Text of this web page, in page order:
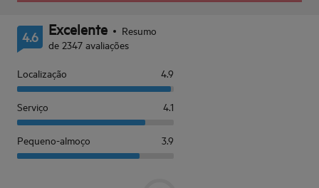
4.6 Excelente
Resumo
de 2347 avaliações
Localização 4.9
Serviço 4.1
Pequeno-almoço 3.9